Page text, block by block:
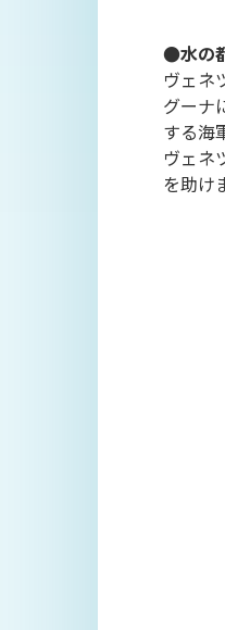
●水の
ヴェネ
グーナ
する海
ヴェネ
を助け